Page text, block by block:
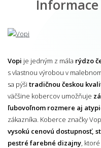
Vopi je jedným z mála rýdzo
s vlastnou výrobou v
sa pýši tradičnou českou
väčšine kobercov umožňuje
ľubovoľnom rozmere aj
zákazníka. Koberce značky
vysokú cenovú dostupnosť,
pestré farebné dizajny,